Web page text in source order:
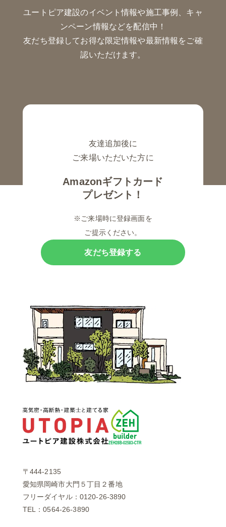
ユートピア建設のイベント情報や施工事例、キャ
ンペーン情報などを配信中！
友だち登録してお得な限定情報や最新情報をご確
認いただけます。
友だち登録する
友達追加後に
ご来場いただいた方に
Amazonギフトカード
プレゼント！
※ご来場時に登録画面を
ご提示ください。
〒444-2135
愛知県岡崎市大門５丁目２番地
フリーダイヤル：0120-26-3890
TEL：0564-26-3890